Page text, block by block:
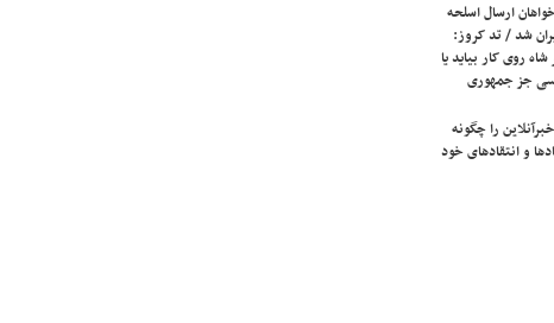
ارسال اسلحه
شد / تد کروز:
روی کار بیاید یا
جز جمهوری
را چگونه
و انتقادهای خود